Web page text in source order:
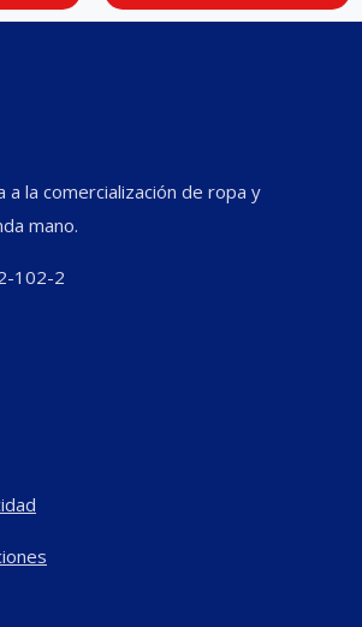
a la comercialización de ropa y
mano.
102-2